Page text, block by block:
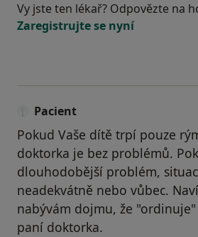
Vy jste ten lékař? Odpovězte na
Zaregistrujte se nyní
Pacient
Pokud Vaše dítě trpí pouze
doktorka je bez problémů.
dlouhodobější problém,
neadekvátně nebo vůbec.
nabývám dojmu, že "ordinuje"
paní doktorka.